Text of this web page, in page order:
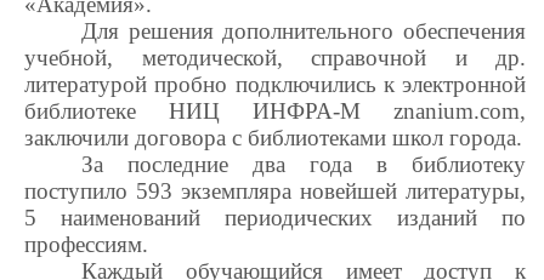
Для решения дополнительного обеспечения
учебной, методической, справочной и др.
литературой пробно подключились к электронной
библиотеке НИЦ ИНФРА-М znanium.com,
заключили договора с библиотеками школ города.
За последние два года в библиотеку
поступило 593 экземпляра новейшей литературы,
5 наименований периодических изданий по
профессиям.
Каждый обучающийся имеет доступ к